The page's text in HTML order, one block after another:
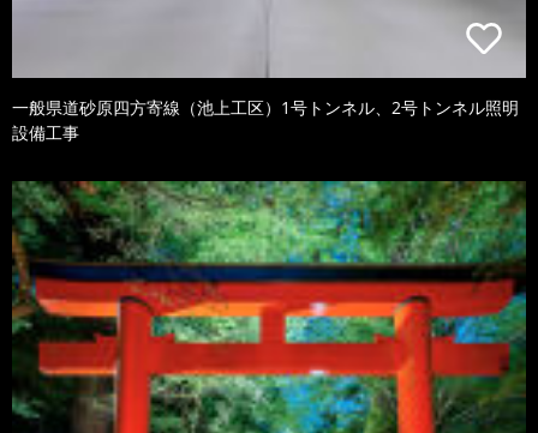
一般県道砂原四方寄線（池上工区）1号トンネル、2号トンネル照明
設備工事